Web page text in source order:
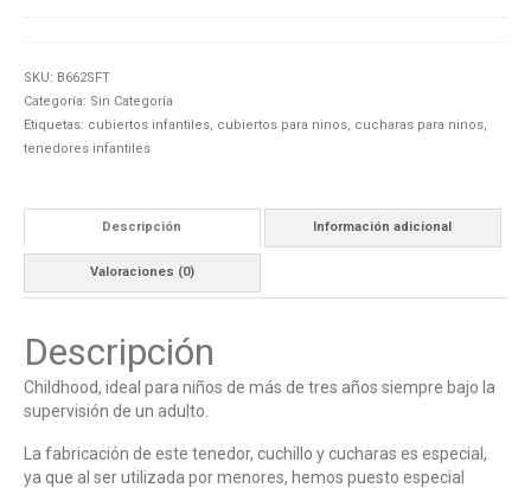
SKU: B662SFT
Categoría: Sin Categoría
Etiquetas: cubiertos infantiles, cubiertos para ninos, cucharas para ninos,
tenedores infantiles
Descripción Información adicional
Valoraciones (0)
Descripción
Childhood, ideal para niños de más de tres años siempre bajo la
supervisión de un adulto.
La fabricación de este tenedor, cuchillo y cucharas es especial,
ya que al ser utilizada por menores, hemos puesto especial